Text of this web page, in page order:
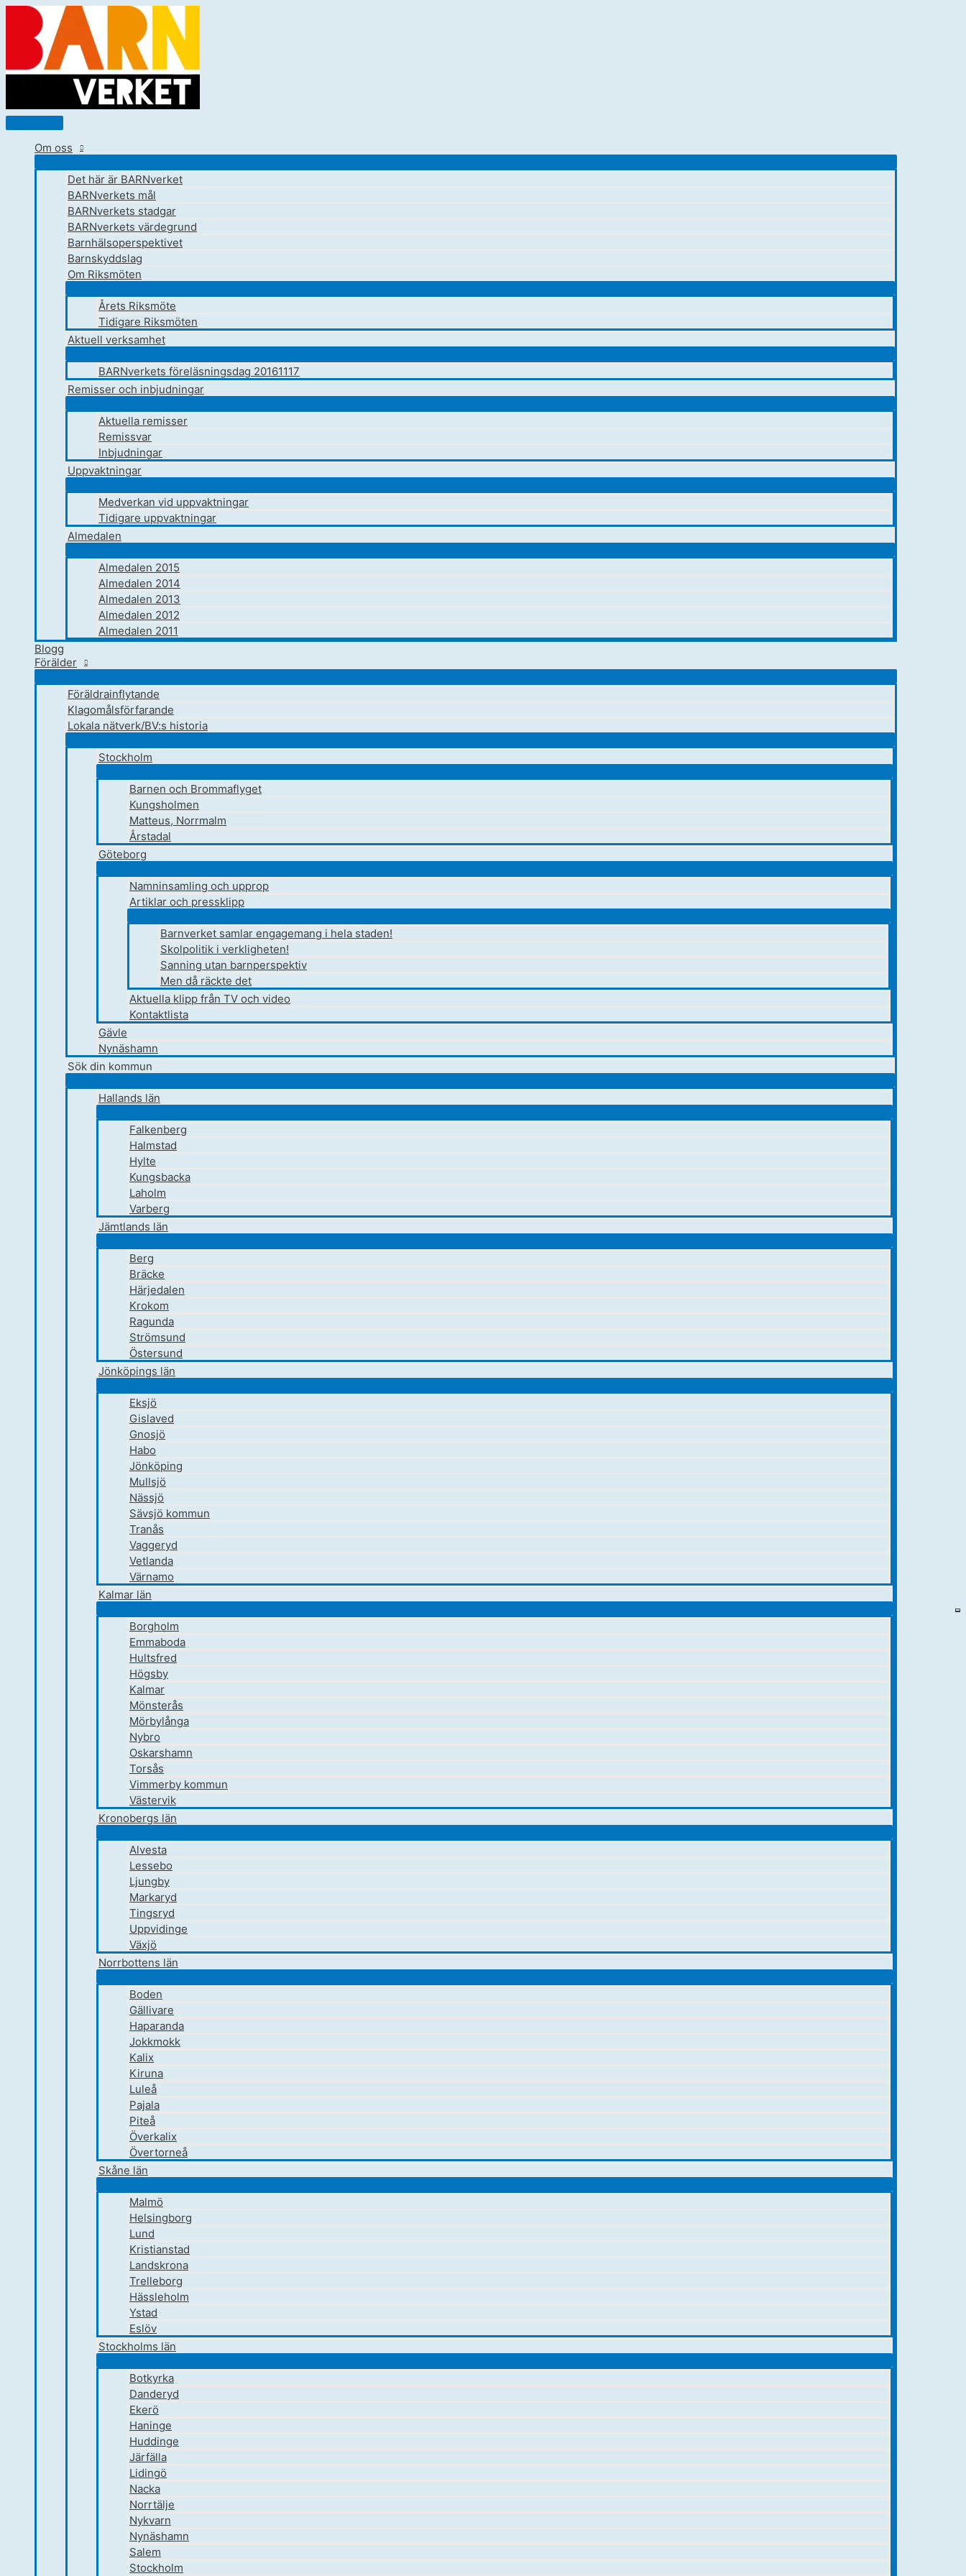
Hoppa
innehåll
Huvudmeny
Om oss
Det här är BARNverket
BARNverkets mål
BARNverkets stadgar
BARNverkets värdegrund
Barnhälsoperspektivet
Barnskyddslag
Om Riksmöten
Årets Riksmöte
Tidigare Riksmöten
Aktuell verksamhet
BARNverkets föreläsningsdag 20161117
Remisser och inbjudningar
Aktuella remisser
Remissvar
Inbjudningar
Uppvaktningar
Medverkan vid uppvaktningar
Tidigare uppvaktningar
Almedalen
Almedalen 2015
Almedalen 2014
Almedalen 2013
Almedalen 2012
Almedalen 2011
Blogg
Förälder
Föräldrainflytande
Klagomålsförfarande
Lokala nätverk/BV:s historia
Stockholm
Barnen och Brommaflyget
Kungsholmen
Matteus, Norrmalm
Årstadal
Göteborg
Namninsamling och upprop
Artiklar och pressklipp
Barnverket samlar engagemang i hela staden!
Skolpolitik i verkligheten!
Sanning utan barnperspektiv
Men då räckte det
Aktuella klipp från TV och video
Kontaktlista
Gävle
Nynäshamn
Sök din kommun
Hallands län
Falkenberg
Halmstad
Hylte
Kungsbacka
Laholm
Varberg
Jämtlands län
Berg
Bräcke
Härjedalen
Krokom
Ragunda
Strömsund
Östersund
Jönköpings län
Eksjö
Gislaved
Gnosjö
Habo
Jönköping
Mullsjö
Nässjö
Sävsjö kommun
Tranås
Vaggeryd
Vetlanda
Värnamo
Kalmar län
Borgholm
Emmaboda
Hultsfred
Högsby
Kalmar
Mönsterås
Mörbylånga
Nybro
Oskarshamn
Torsås
Vimmerby kommun
Västervik
Kronobergs län
Alvesta
Lessebo
Ljungby
Markaryd
Tingsryd
Uppvidinge
Växjö
Norrbottens län
Boden
Gällivare
Haparanda
Jokkmokk
Kalix
Kiruna
Luleå
Pajala
Piteå
Överkalix
Övertorneå
Skåne län
Malmö
Helsingborg
Lund
Kristianstad
Landskrona
Trelleborg
Hässleholm
Ystad
Eslöv
Stockholms län
Botkyrka
Danderyd
Ekerö
Haninge
Huddinge
Järfälla
Lidingö
Nacka
Norrtälje
Nykvarn
Nynäshamn
Salem
Stockholm